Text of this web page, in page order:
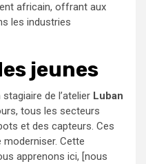
africain, offrant aux
les industries
jeunes
stagiaire de l’atelier Luban
tous les secteurs
et des capteurs. Ces
Cette
apprenons ici, [nous